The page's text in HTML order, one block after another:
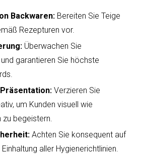
Backwaren: Bereiten Sie Teige
Rezepturen vor.
Überwachen Sie
garantieren Sie höchste
Verzieren Sie
um Kunden visuell wie
begeistern.
Achten Sie konsequent auf
aller Hygienerichtlinien.